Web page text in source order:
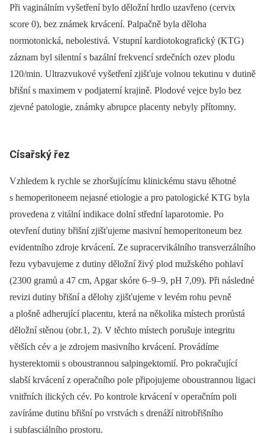
Při vaginálním vyšetření bylo děložní hrdlo uzavřeno (cervix
score 0), bez známek krvácení. Palpačně byla děloha
normotonická, nebolestivá. Vstupní kardiotokografický (KTG)
záznam byl silentní s bazální frekvencí srdečních ozev plodu
120/min. Ultrazvukové vyšetření zjišťuje volnou tekutinu v dutině
břišní s maximem v podjaterní krajině. Plodové vejce bylo bez
zjevné patologie, známky abrupce placenty nebyly přítomny.
Císařský řez
Vzhledem k rychle se zhoršujícímu klinickému stavu těhotné
s hemoperitoneem nejasné etiologie a pro patologické KTG byla
provedena z vitální indikace dolní střední laparotomie. Po
otevření dutiny břišní zjišťujeme masivní hemoperitoneum bez
evidentního zdroje krvácení. Ze supracervikálního transverzálního
řezu vybavujeme z dutiny děložní živý plod mužského pohlaví
(2300 gramů a 47 cm, Apgar skóre 6–9–9, pH 7,09). Při následné
revizi dutiny břišní a dělohy zjišťujeme v levém rohu pevně
a plošně adherující placentu, která na několika místech prorůstá
děložní stěnou (obr.1, 2). V těchto místech porušuje integritu
větších cév a je zdrojem masivního krvácení. Provádíme
hysterektomii s oboustrannou salpingektomií. Pro pokračující
slabší krvácení z operačního pole připojujeme oboustrannou ligaci
vnitřních ilických cév. Po kontrole krvácení v operačním poli
zavíráme dutinu břišní po vrstvách s drenáží nitrobřišního
i subfasciálního prostoru.